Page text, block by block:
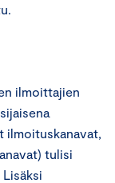
ilmoittajien
ilmoituskanavat,
tulisi